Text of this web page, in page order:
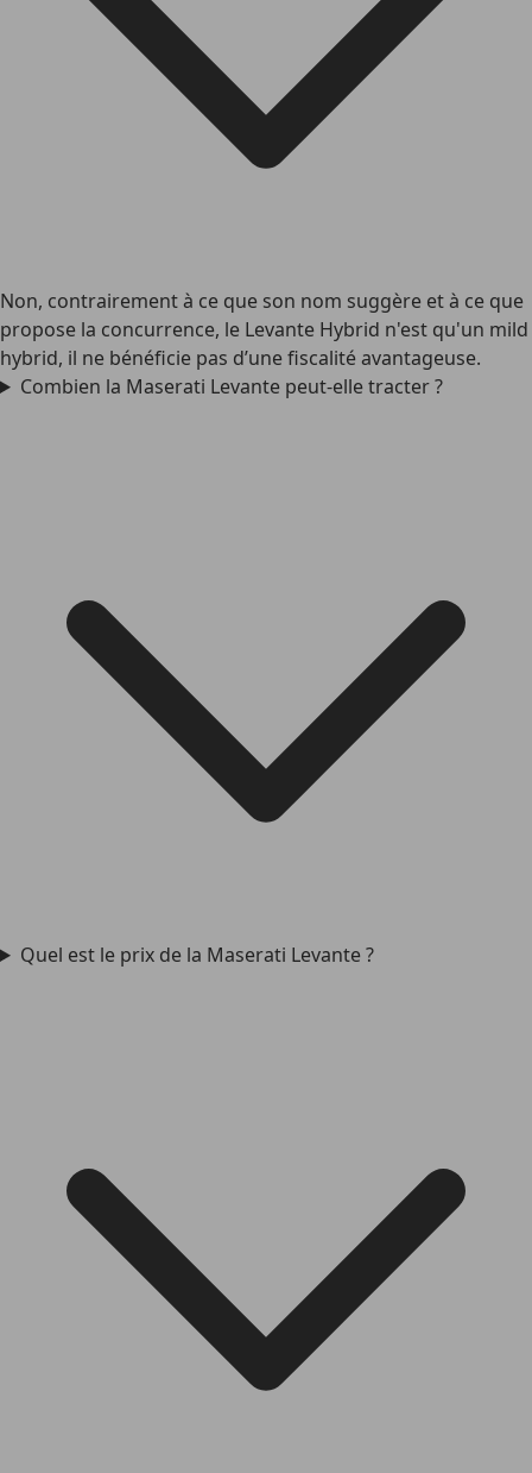
Non, contrairement à ce que son nom suggère et à ce que
propose la concurrence, le Levante Hybrid n'est qu'un mild
hybrid, il ne bénéficie pas d’une fiscalité avantageuse.
Combien la Maserati Levante peut-elle tracter ?
Quel est le prix de la Maserati Levante ?